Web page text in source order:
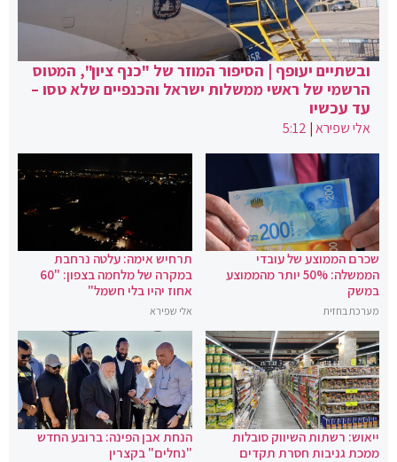
ובשתיים יעופף | הסיפור המוזר של "כנף ציון", המטוס
הרשמי של ראשי ממשלות ישראל והכנפיים שלא טסו –
עד עכשיו
אלי שפירא|
5:12
שכרם הממוצע של עובדי
הממשלה: 50% יותר מהממוצע
במשק
מערכת בחזית
תרחיש אימה: עלטה נרחבת
במקרה של מלחמה בצפון: "60
אחוז יהיו בלי חשמל"
אלי שפירא
ייאוש: רשתות השיווק סובלות
ממכת גניבות חסרת תקדים
הנחת אבן הפינה: ברובע החדש
"נחלים" בקצרין